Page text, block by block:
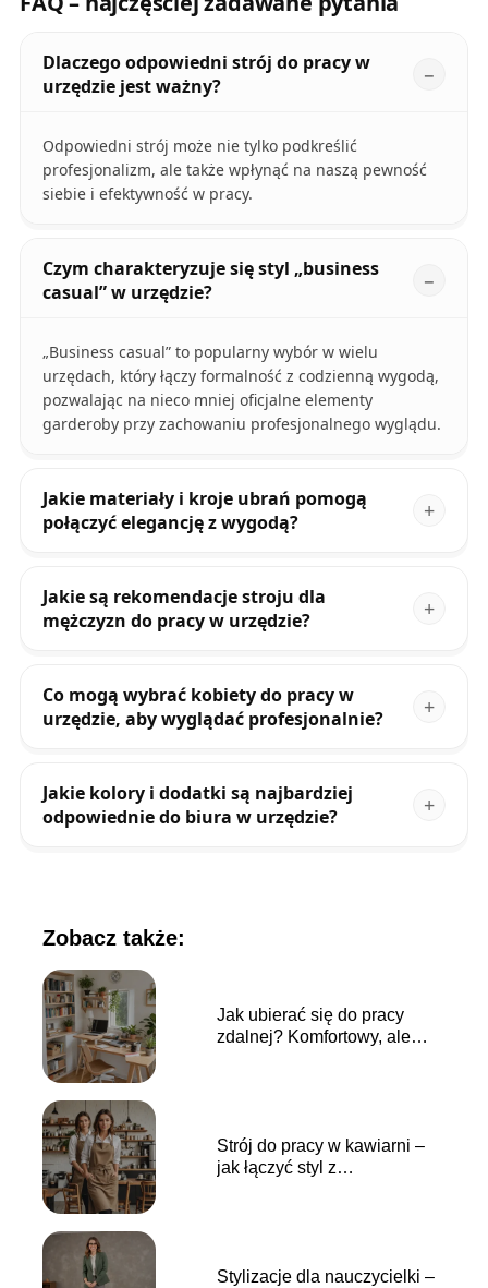
Dlaczego odpowiedni strój do pracy w
urzędzie jest ważny?
Odpowiedni strój może nie tylko podkreślić
profesjonalizm, ale także wpłynąć na naszą pewność
siebie i efektywność w pracy.
Czym charakteryzuje się styl „business
casual” w urzędzie?
„Business casual” to popularny wybór w wielu
urzędach, który łączy formalność z codzienną wygodą,
pozwalając na nieco mniej oficjalne elementy
garderoby przy zachowaniu profesjonalnego wyglądu.
Jakie materiały i kroje ubrań pomogą
połączyć elegancję z wygodą?
Jakie są rekomendacje stroju dla
mężczyzn do pracy w urzędzie?
Co mogą wybrać kobiety do pracy w
urzędzie, aby wyglądać profesjonalnie?
Jakie kolory i dodatki są najbardziej
odpowiednie do biura w urzędzie?
Zobacz także:
Jak ubierać się do pracy
zdalnej? Komfortowy, ale
Strój do pracy w kawiarni –
jak łączyć styl z
Stylizacje dla nauczycielki –